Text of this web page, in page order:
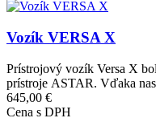
Vozík VERSA X
Prístrojový vozík Versa X
prístroje ASTAR. Vďaka
645,00 €
Cena s DPH